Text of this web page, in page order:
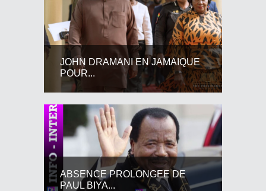
JOHN DRAMANI EN JAMAIQUE
POUR...
ABSENCE PROLONGEE DE
PAUL BIYA...